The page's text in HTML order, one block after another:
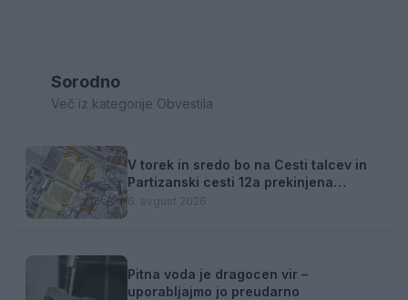
Sorodno
Več iz kategorije Obvestila
V torek in sredo bo na Cesti talcev in
Partizanski cesti 12a prekinjena
dobava toplotne energije
6. avgust 2026
Pitna voda je dragocen vir –
uporabljajmo jo preudarno